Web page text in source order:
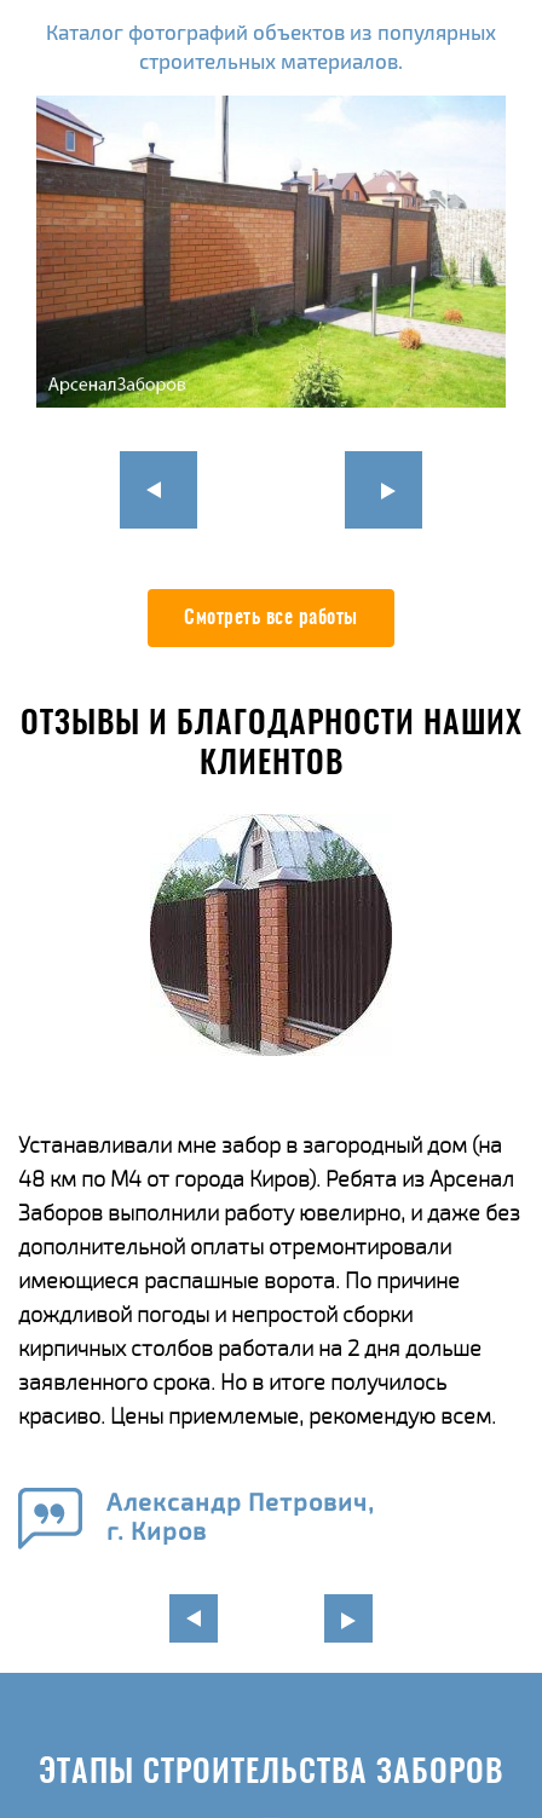
Каталог фотографий объектов из популярных
строительных материалов.
Смотреть все работы
ОТЗЫВЫ И БЛАГОДАРНОСТИ НАШИХ
КЛИЕНТОВ
Устанавливали мне забор в загородный дом (на
48 км по М4 от города Киров). Ребята из Арсенал
Заборов выполнили работу ювелирно, и даже без
дополнительной оплаты отремонтировали
имеющиеся распашные ворота. По причине
дождливой погоды и непростой сборки
кирпичных столбов работали на 2 дня дольше
заявленного срока. Но в итоге получилось
красиво. Цены приемлемые, рекомендую всем.
Александр Петрович,
г. Киров
ЭТАПЫ СТРОИТЕЛЬСТВА ЗАБОРОВ